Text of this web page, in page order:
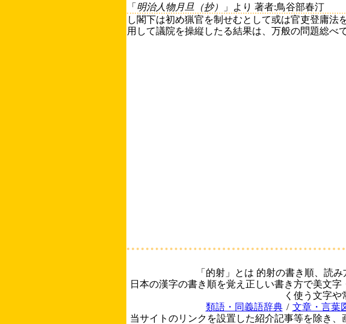
「 明治人物月旦（抄）
」より 著者:鳥谷部春汀
し閣下は初め猟官を制せむとして或は官吏登庸
用して議院を操縦したる結果は、万般の問題総べ
「的射」とは 的射の書き順、読
日本の漢字の書き順を覚え正しい書き方で美文
く使う文字
類語・同義語辞典 / 文章・言葉
当サイトのリンクを設置した紹介記事等を除き